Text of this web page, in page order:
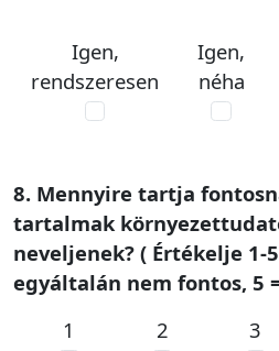
Igen,
rendszeresen
Igen,
néha
8. Mennyire tartja
tartalmak
neveljenek? ( Értékelje 1-
egyáltalán nem fontos, 5
1
2 3